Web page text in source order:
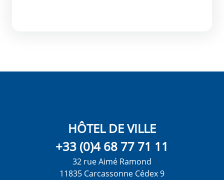
HÔTEL DE VILLE
+33 (0)4 68 77 71 11
32 rue Aimé Ramond
11835 Carcassonne Cédex 9